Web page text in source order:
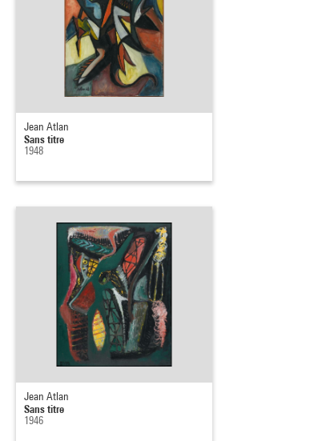
Jean Atlan
Sans titre
1948
Jean Atlan
Sans titre
1946